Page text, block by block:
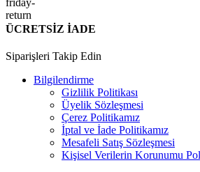
ÜCRETSİZ İADE
Siparişleri Takip Edin
Bilgilendirme
Gizlilik Politikası
Üyelik Sözleşmesi
Çerez Politikamız
İptal ve İade Politikamız
Mesafeli Satış Sözleşmesi
Kişisel Verilerin Korunumu